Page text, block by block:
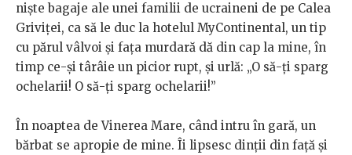
niște bagaje ale unei familii de ucraineni de pe Calea
Griviței, ca să le duc la hotelul MyContinental, un tip
cu părul vâlvoi și fața murdară dă din cap la mine, în
timp ce-și târâie un picior rupt, și urlă: „O să-ți sparg
ochelarii! O să-ți sparg ochelarii!”
În noaptea de Vinerea Mare, când intru în gară, un
bărbat se apropie de mine. Îi lipsesc dinții din față și